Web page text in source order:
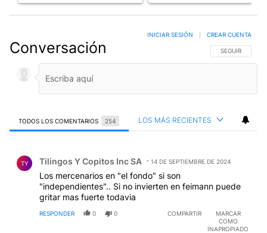
Conversación SIGA ESTA
SEGUIR
INICIAR SESIÓN CREAR CUENTA
TODOS LOS COMENTARIOS 254 LOS MÁS RECIENTES
TY Tilingos Y Copitos Inc SA 14 DE SEPTIEMBRE DE 2024
Los mercenarios en "el fondo" si son
"independientes".. Si no invierten en feimann puede
gritar mas fuerte todavia
RESPONDER 0 0 COMPARTIR
MARCAR
COMO
INAPROPIADO